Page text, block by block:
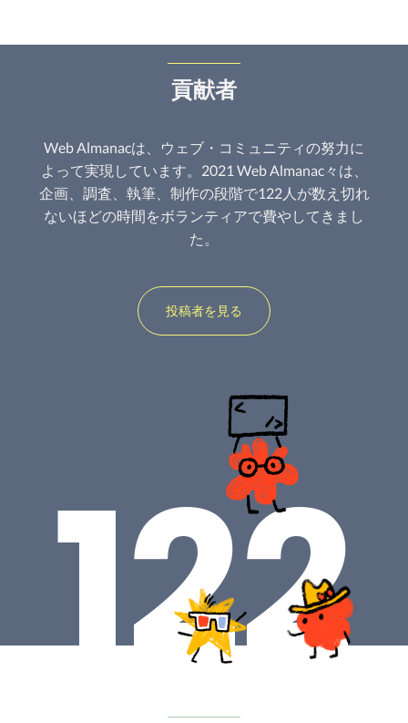
貢献者
Web Almanacは、ウェブ・コミュニティの努力に
よって実現しています。2021 Web Almanac々は、
企画、調査、執筆、制作の段階で122人が数え切れ
ないほどの時間をボランティアで費やしてきまし
た。
投稿者を見る
122